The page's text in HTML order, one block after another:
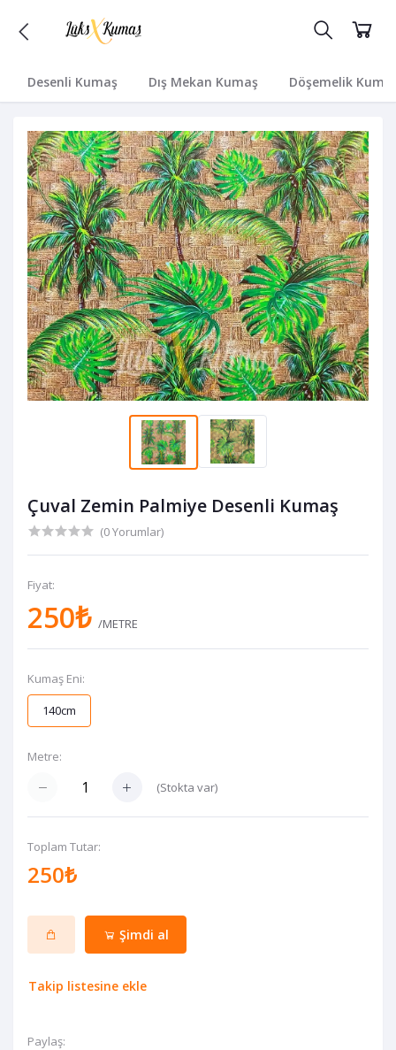
Desenli Kumaş Dış Mekan Kumaş Döşemelik
Çuval Zemin Palmiye Desenli Kumaş
(0 Yorumlar)
Fiyat:
250₺ /METRE
Kumaş Eni:
140cm
Metre:
(Stokta var)
Toplam Tutar:
250₺
Şimdi al
Takip listesine ekle
Paylaş: